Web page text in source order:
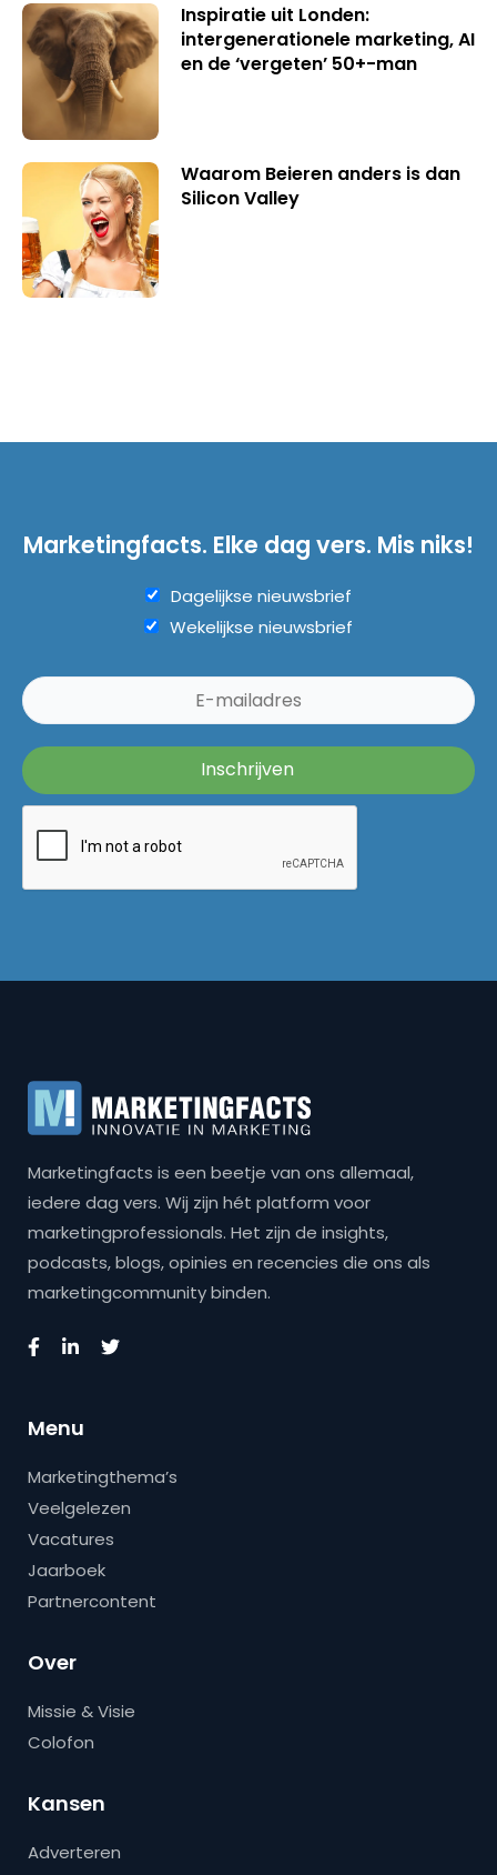
Inspiratie uit Londen:
intergenerationele marketing, AI
en de ‘vergeten’ 50+-man
Waarom Beieren anders is dan
Silicon Valley
Marketingfacts. Elke dag vers. Mis niks!
Dagelijkse nieuwsbrief
Wekelijkse nieuwsbrief
Marketingfacts is een beetje van ons allemaal,
iedere dag vers. Wij zijn hét platform voor
marketingprofessionals. Het zijn de insights,
podcasts, blogs, opinies en recencies die ons als
marketingcommunity binden.
Menu
Marketingthema’s
Veelgelezen
Vacatures
Jaarboek
Partnercontent
Over
Missie & Visie
Colofon
Kansen
Adverteren